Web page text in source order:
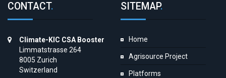
CONTACT.
Climate-KIC CSA Booster
Limmatstrasse 264
8005 Zurich
Switzerland
SITEMAP.
Home
Agrisource Project
Platforms